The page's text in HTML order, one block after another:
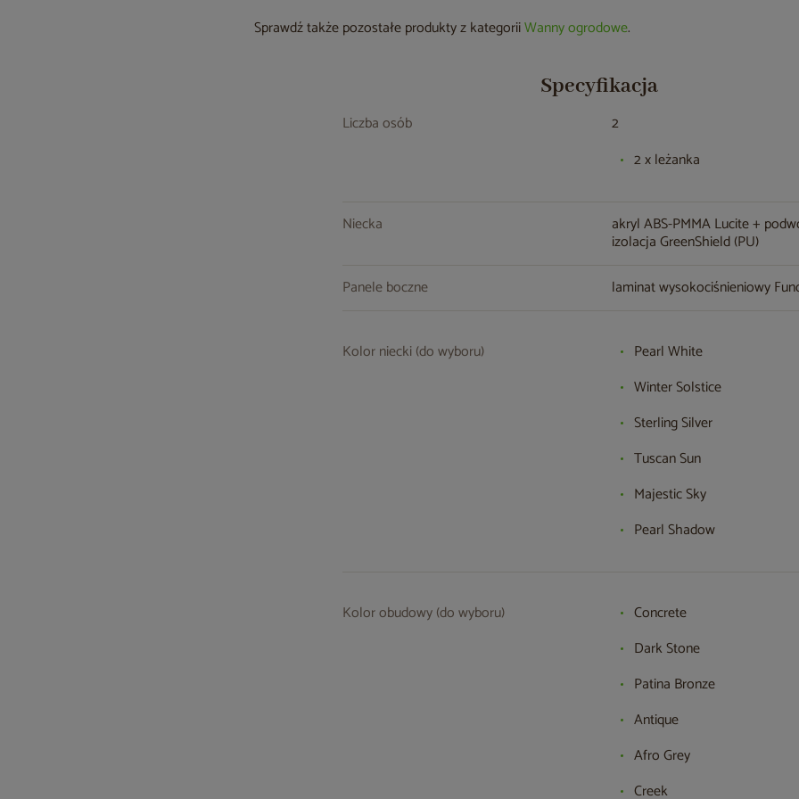
Sprawdź także pozostałe produkty z kategoriiWanny ogrodowe.
Specyfikacja
Liczba osób
2
2 x leżanka
Niecka akryl ABS-PMMA Lucite +
izolacja GreenShield (PU)
Panele boczne
laminat wysokociśnieniowy
Kolor niecki (do wyboru)
Pearl White
Winter Solstice
Sterling Silver
Tuscan Sun
Majestic Sky
Pearl Shadow
Kolor obudowy (do wyboru)
Concrete
Dark Stone
Patina Bronze
Antique
Afro Grey
Creek